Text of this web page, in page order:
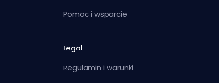
Pomoc i wsparcie
Legal
Regulamin i warunki